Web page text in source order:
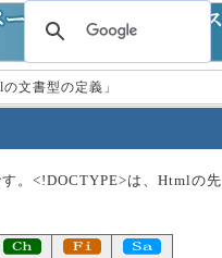
文書型の定義」
。<!DOCTYPE>は、Htmlの先